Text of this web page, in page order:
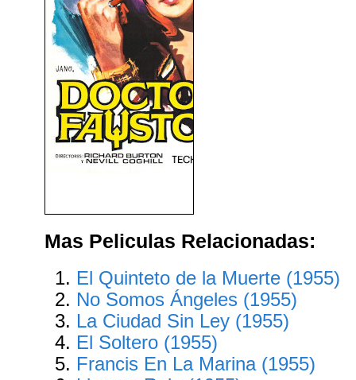
Mas Peliculas Relacionadas:
El Quinteto de la Muerte (1955)
No Somos Ángeles (1955)
La Ciudad Sin Ley (1955)
El Soltero (1955)
Francis En La Marina (1955)